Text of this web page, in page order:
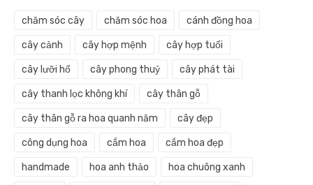
chăm sóc cây chăm sóc hoa cánh đồng hoa
cây cảnh cây hợp mệnh cây hợp tuổi
cây lưỡi hổ cây phong thuỷ cây phát tài
cây thanh lọc không khí cây thân gỗ
cây thân gỗ ra hoa quanh năm cây đẹp
công dụng hoa cắm hoa cắm hoa đẹp
handmade hoa anh thảo hoa chuông xanh